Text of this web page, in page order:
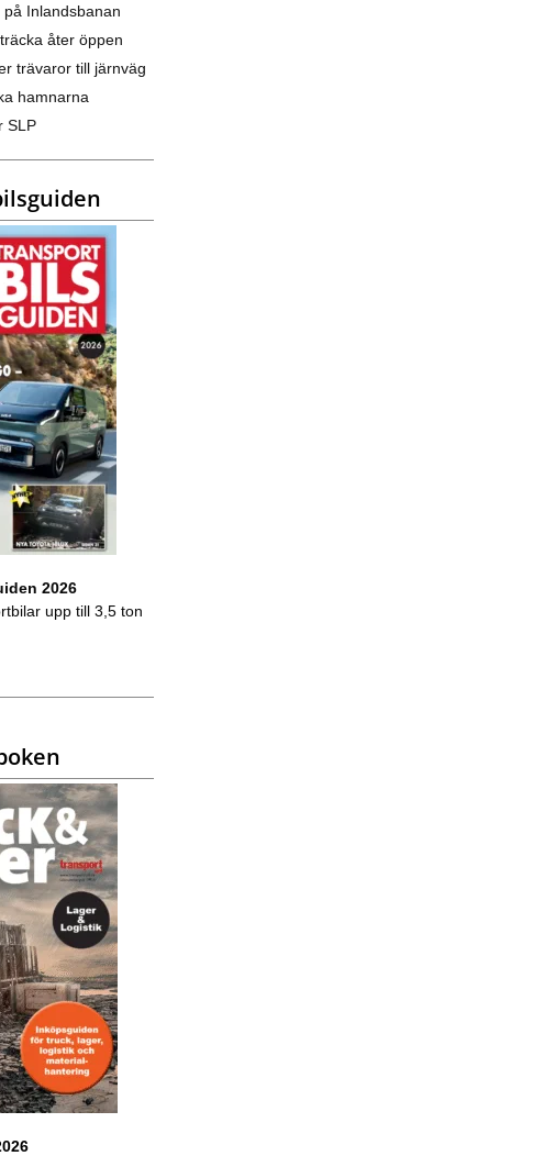
Inlandsbanan
åter öppen
trävaror till järnväg
hamnarna
SLP
2026
upp till 3,5 ton